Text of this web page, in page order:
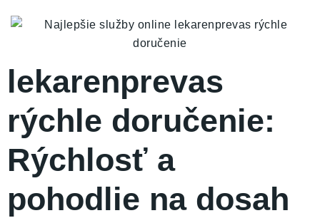
lekarenprevas
rýchle doručenie:
Rýchlosť a
pohodlie na dosah